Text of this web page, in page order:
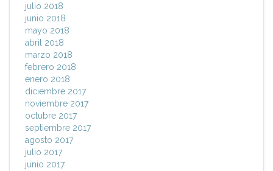
julio 2018
junio 2018
mayo 2018
abril 2018
marzo 2018
febrero 2018
enero 2018
diciembre 2017
noviembre 2017
octubre 2017
septiembre 2017
agosto 2017
julio 2017
junio 2017